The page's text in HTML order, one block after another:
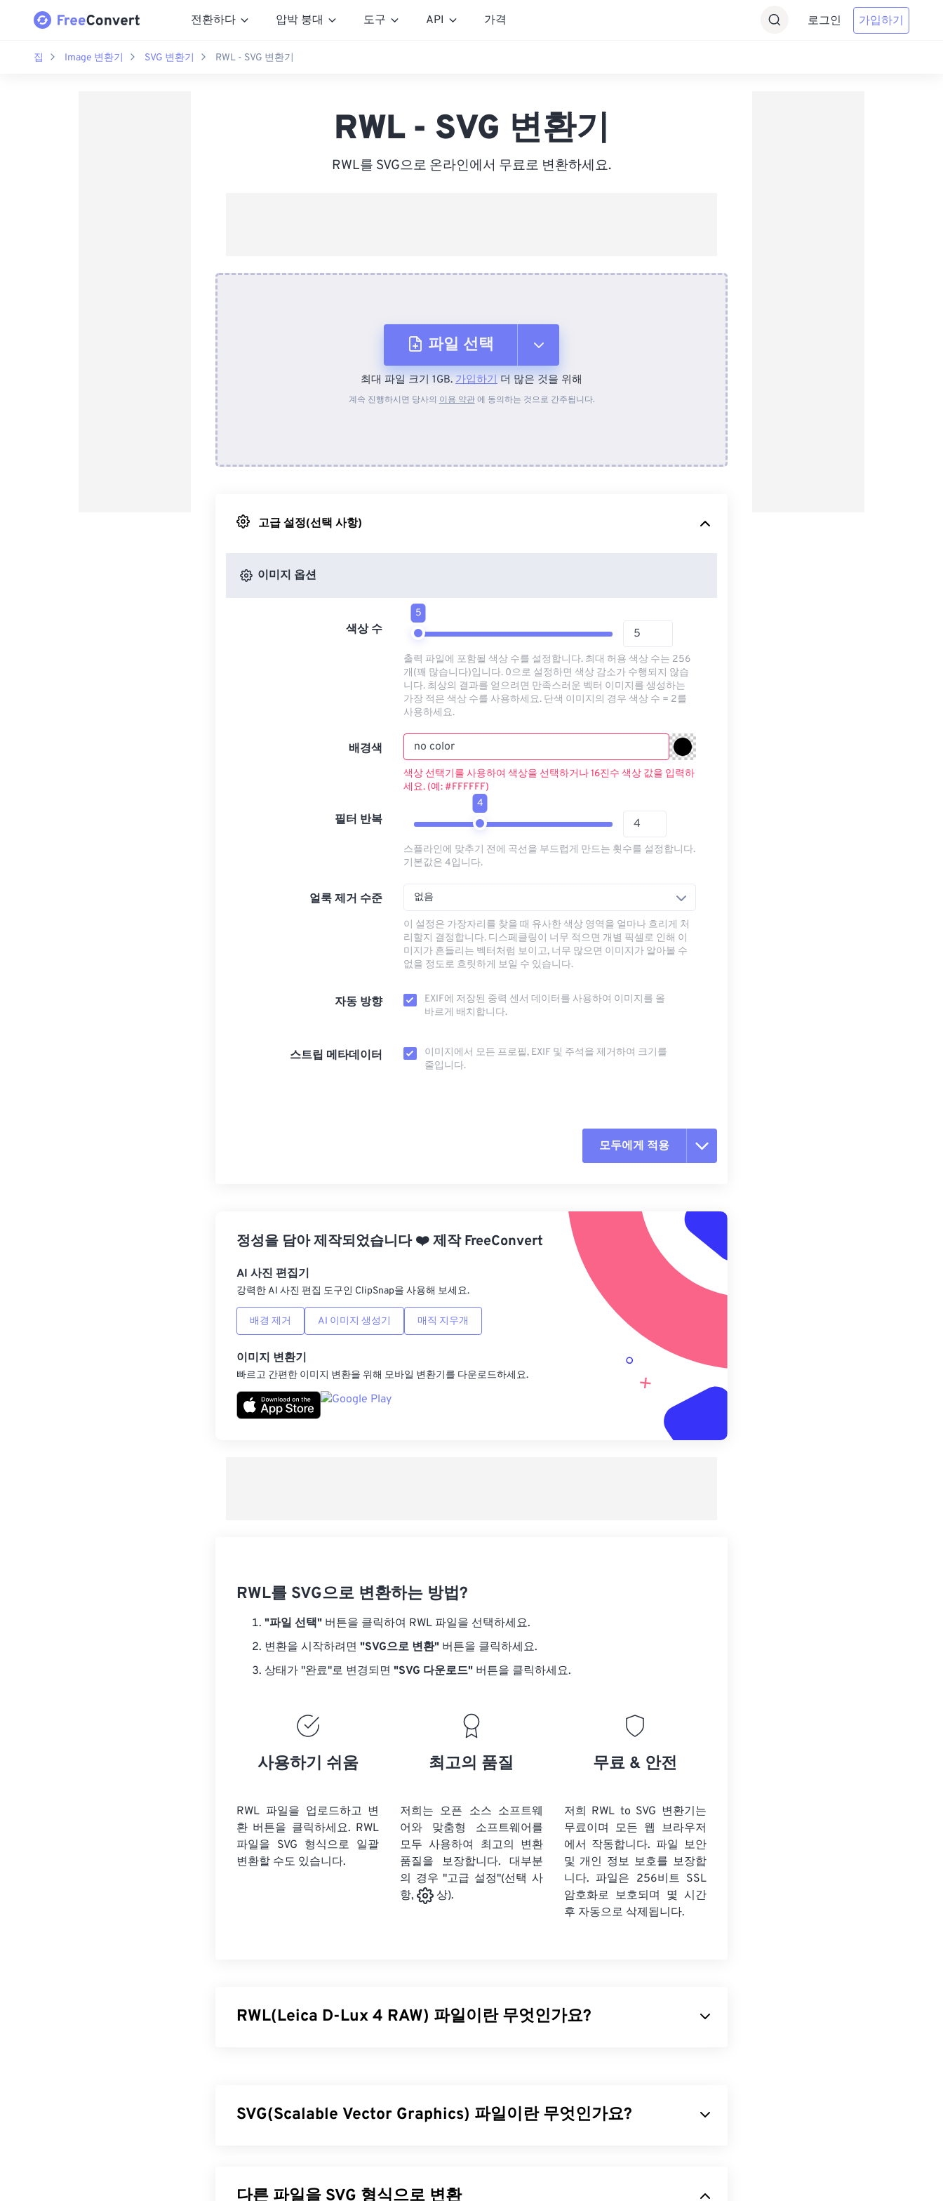
전환하다 압박 붕대 도구 API 가격 로그인 가입하기
집 Image 변환기 SVG 변환기 RWL - SVG 변환기
RWL - SVG 변환기
RWL를 SVG으로 온라인에서 무료로 변환하세요.
파일 선택
장치에서
최대 파일 크기 1GB. 가입하기 더 많은 것을 위해
계속 진행하시면 당사의 이용 약관에 동의하는 것으로 간주됩니다.
고급 설정(선택 사항)
이미지 옵션
색상 수
5
출력 파일에 포함될 색상 수를 설정합니다. 최대 허용 색상 수는 256
개(꽤 많습니다)입니다. 0으로 설정하면 색상 감소가 수행되지 않습
니다. 최상의 결과를 얻으려면 만족스러운 벡터 이미지를 생성하는
가장 적은 색상 수를 사용하세요. 단색 이미지의 경우 색상 수 = 2를
사용하세요.
배경색
색상 선택기를 사용하여 색상을 선택하거나 16진수 색상 값을 입력하
세요. (예: #FFFFFF)
필터 반복
4
스플라인에 맞추기 전에 곡선을 부드럽게 만드는 횟수를 설정합니다.
기본값은 4입니다.
얼룩 제거 수준 없음
이 설정은 가장자리를 찾을 때 유사한 색상 영역을 얼마나 흐리게 처
리할지 결정합니다. 디스페클링이 너무 적으면 개별 픽셀로 인해 이
미지가 흔들리는 벡터처럼 보이고, 너무 많으면 이미지가 알아볼 수
없을 정도로 흐릿하게 보일 수 있습니다.
자동 방향
EXIF에 저장된 중력 센서 데이터를 사용하여 이미지를 올
바르게 배치합니다.
스트립 메타데이터
이미지에서 모든 프로필, EXIF ​​및 주석을 제거하여 크기를
줄입니다.
모두에게 적용
사전 설정에서 적용
사전 설정으로 저장
정성을 담아 제작되었습니다❤️제작FreeConvert
AI 사진 편집기
강력한 AI 사진 편집 도구인 ClipSnap을 사용해 보세요.
배경 제거 AI 이미지 생성기 매직 지우개
이미지 변환기
빠르고 간편한 이미지 변환을 위해 모바일 변환기를 다운로드하세요.
RWL를 SVG으로 변환하는 방법?
"파일 선택" 버튼을 클릭하여 RWL 파일을 선택하세요.
변환을 시작하려면 "SVG으로 변환" 버튼을 클릭하세요.
상태가 "완료"로 변경되면 "SVG 다운로드" 버튼을 클릭하세요.
사용하기 쉬움
RWL 파일을 업로드하고 변
환 버튼을 클릭하세요. RWL
파일을 SVG 형식으로 일괄
변환할 수도 있습니다.
최고의 품질
저희는 오픈 소스 소프트웨
어와 맞춤형 소프트웨어를
모두 사용하여 최고의 변환
품질을 보장합니다. 대부분
의 경우 "고급 설정"(선택 사
항,
상).
무료 & 안전
저희 RWL to SVG 변환기는
무료이며 모든 웹 브라우저
에서 작동합니다. 파일 보안
및 개인 정보 보호를 보장합
니다. 파일은 256비트 SSL
암호화로 보호되며 몇 시간
후 자동으로 삭제됩니다.
RWL(Leica D-Lux 4 RAW) 파일이란 무엇인가요?
이점입니다.
Adobe 제품으로 여는 것이 가장 좋습니다. RWL 파일을 여는 다른 Windows 호환 프로그램으로
SVG(Scalable Vector Graphics) 파일이란 무엇인가요?
을 지원합니다. SVG 파일의 주요 장점은 이름에서 알 수 있듯이 확장성입니다. 이 파일 형식은 이
다른 파일을 SVG 형식으로 변환